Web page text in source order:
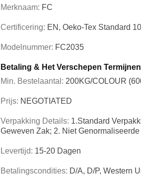
Merknaam: FC
Certificering: EN, Oeko-Tex Standard
Modelnummer: FC2035
Betaling & Het Verschepen Termijnen
Min. Bestelaantal: 200KG/COLOUR
Prijs: NEGOTIATED
Verpakking Details: 1.Standard
Geweven Zak; 2. Niet Genormaliseerde
Levertijd: 15-20 Dagen
Betalingscondities: D/A, D/P, Western